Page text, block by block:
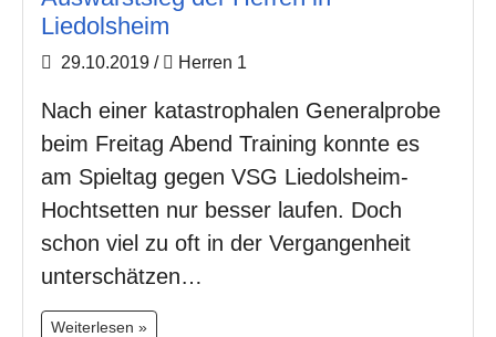
Liedolsheim
29.10.2019 / Herren 1
Nach einer katastrophalen Generalprobe
beim Freitag Abend Training konnte es
am Spieltag gegen VSG Liedolsheim-
Hochtsetten nur besser laufen. Doch
schon viel zu oft in der Vergangenheit
unterschätzen…
Weiterlesen »